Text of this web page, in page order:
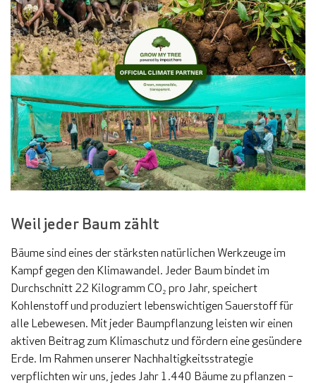
Weil jeder Baum zählt
Bäume sind eines der stärksten natürlichen Werkzeuge im
Kampf gegen den Klimawandel. Jeder Baum bindet im
Durchschnitt 22 Kilogramm CO₂ pro Jahr, speichert
Kohlenstoff und produziert lebenswichtigen Sauerstoff für
alle Lebewesen. Mit jeder Baumpflanzung leisten wir einen
aktiven Beitrag zum Klimaschutz und fördern eine gesündere
Erde. Im Rahmen unserer Nachhaltigkeitsstrategie
verpflichten wir uns, jedes Jahr 1.440 Bäume zu pflanzen –